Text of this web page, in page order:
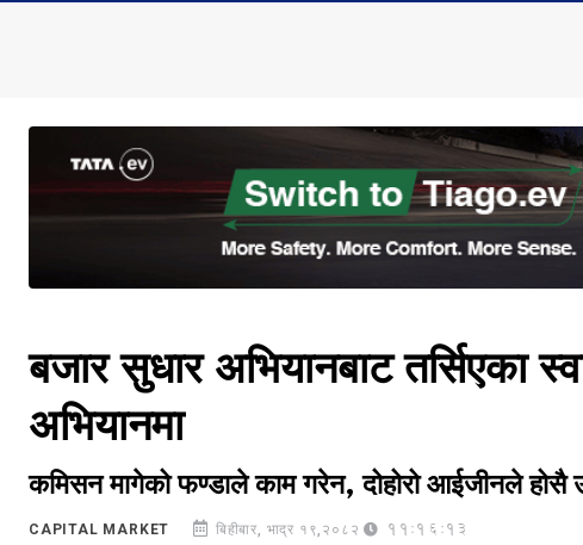
बजार सुधार अभियानबाट तर्सिएका
अभियानमा
कमिसन मागेको फण्डाले काम गरेन, दोहोरो आईजीनले होसै
CAPITAL MARKET बिहीबार, भाद्र १९,२०८२ 11:16:13